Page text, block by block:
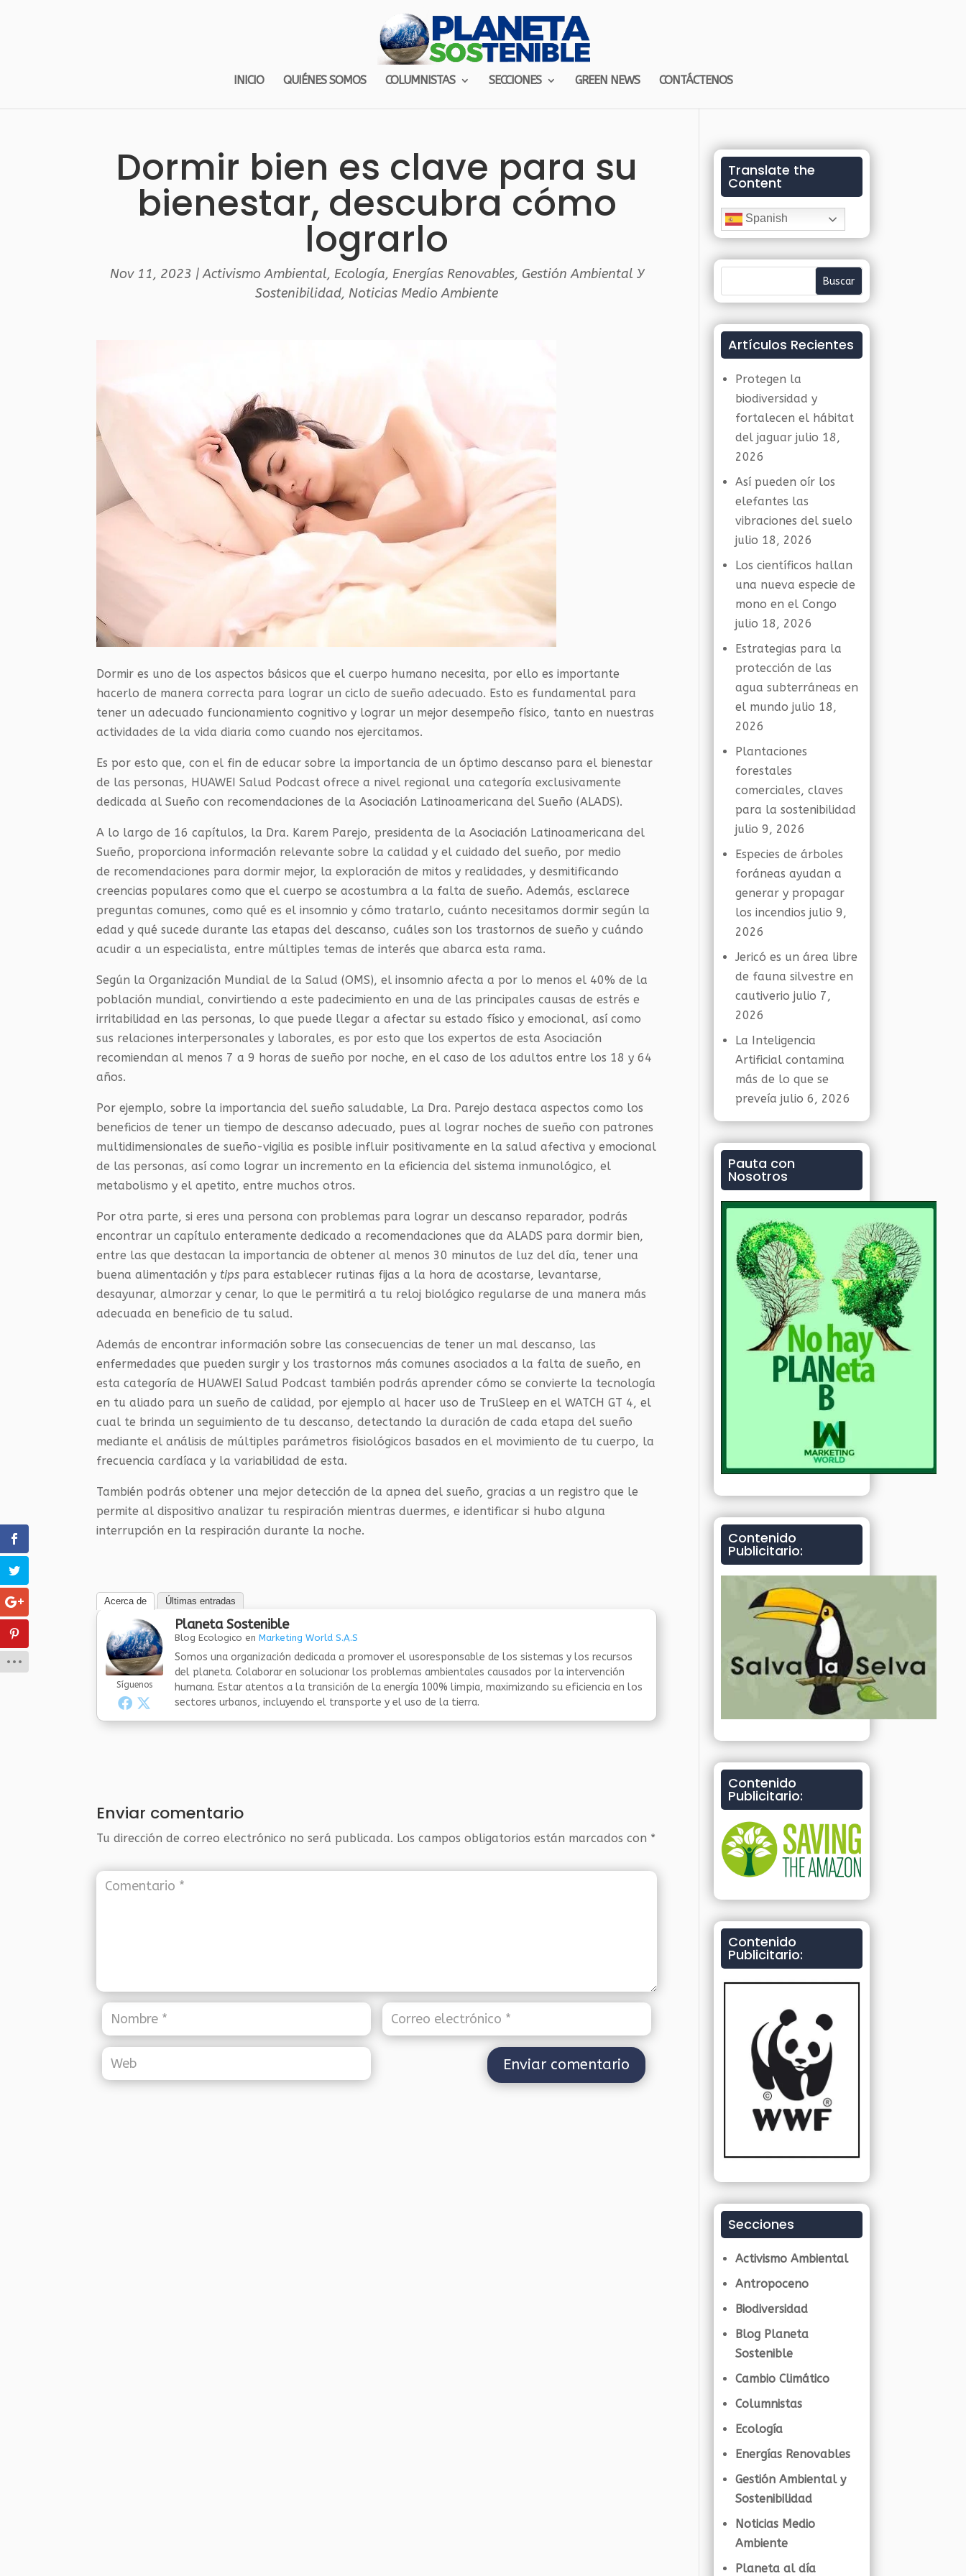
INICIO QUIÉNES SOMOS COLUMNISTAS SECCIONES GREEN NEWS CONTÁCTENOS
Dormir bien es clave para su
bienestar, descubra cómo
lograrlo
Nov 11, 2023 |Activismo Ambiental, Ecología, Energías Renovables, Gestión Ambiental Y
Sostenibilidad,Noticias Medio Ambiente
Dormir es uno de los aspectos básicos que el cuerpo humano necesita, por ello es importante
hacerlo de manera correcta para lograr un ciclo de sueño adecuado. Esto es fundamental para
tener un adecuado funcionamiento cognitivo y lograr un mejor desempeño físico, tanto en nuestras
actividades de la vida diaria como cuando nos ejercitamos.
Es por esto que, con el fin de educar sobre la importancia de un óptimo descanso para el bienestar
de las personas, HUAWEI Salud Podcast ofrece a nivel regional una categoría exclusivamente
dedicada al Sueño con recomendaciones de la Asociación Latinoamericana del Sueño (ALADS).
A lo largo de 16 capítulos, la Dra. Karem Parejo, presidenta de la Asociación Latinoamericana del
Sueño, proporciona información relevante sobre la calidad y el cuidado del sueño, por medio
de recomendaciones para dormir mejor, la exploración de mitos y realidades, y desmitificando
creencias populares como que el cuerpo se acostumbra a la falta de sueño. Además, esclarece
preguntas comunes, como qué es el insomnio y cómo tratarlo, cuánto necesitamos dormir según la
edad y qué sucede durante las etapas del descanso, cuáles son los trastornos de sueño y cuándo
acudir a un especialista, entre múltiples temas de interés que abarca esta rama.
Según la Organización Mundial de la Salud (OMS), el insomnio afecta a por lo menos el 40% de la
población mundial, convirtiendo a este padecimiento en una de las principales causas de estrés e
irritabilidad en las personas, lo que puede llegar a afectar su estado físico y emocional, así como
sus relaciones interpersonales y laborales, es por esto que los expertos de esta Asociación
recomiendan al menos 7 a 9 horas de sueño por noche, en el caso de los adultos entre los 18 y 64
años.
Por ejemplo, sobre la importancia del sueño saludable, La Dra. Parejo destaca aspectos como los
beneficios de tener un tiempo de descanso adecuado, pues al lograr noches de sueño con patrones
multidimensionales de sueño-vigilia es posible influir positivamente en la salud afectiva y emocional
de las personas, así como lograr un incremento en la eficiencia del sistema inmunológico, el
metabolismo y el apetito, entre muchos otros.
Por otra parte, si eres una persona con problemas para lograr un descanso reparador, podrás
encontrar un capítulo enteramente dedicado a recomendaciones que da ALADS para dormir bien,
entre las que destacan la importancia de obtener al menos 30 minutos de luz del día, tener una
buena alimentación ytips para establecer rutinas fijas a la hora de acostarse, levantarse,
desayunar, almorzar y cenar, lo que le permitirá a tu reloj biológico regularse de una manera más
adecuada en beneficio de tu salud.
Además de encontrar información sobre las consecuencias de tener un mal descanso, las
enfermedades que pueden surgir y los trastornos más comunes asociados a la falta de sueño, en
esta categoría de HUAWEI Salud Podcast también podrás aprender cómo se convierte la tecnología
en tu aliado para un sueño de calidad, por ejemplo al hacer uso de TruSleep en el WATCH GT 4, el
cual te brinda un seguimiento de tu descanso, detectando la duración de cada etapa del sueño
mediante el análisis de múltiples parámetros fisiológicos basados en el movimiento de tu cuerpo, la
frecuencia cardíaca y la variabilidad de esta.
También podrás obtener una mejor detección de la apnea del sueño, gracias a un registro que le
permite al dispositivo analizar tu respiración mientras duermes, e identificar si hubo alguna
interrupción en la respiración durante la noche.
Acerca de Últimas entradas
Síguenos
Planeta Sostenible
Blog Ecologico enMarketing World S.A.S
Somos una organización dedicada a promover el usoresponsable de los sistemas y los recursos
del planeta. Colaborar en solucionar los problemas ambientales causados por la intervención
humana. Estar atentos a la transición de la energía 100% limpia, maximizando su eficiencia en los
sectores urbanos, incluyendo el transporte y el uso de la tierra.
Enviar comentario
Tu dirección de correo electrónico no será publicada. Los campos obligatorios están marcados con *
Translate the
Content
Spanish
Artículos Recientes
Protegen la
biodiversidad y
fortalecen el hábitat
del jaguar julio 18,
2026
Así pueden oír los
elefantes las
vibraciones del suelo
julio 18, 2026
Los científicos hallan
una nueva especie de
mono en el Congo
julio 18, 2026
Estrategias para la
protección de las
agua subterráneas en
el mundo julio 18,
2026
Plantaciones
forestales
comerciales, claves
para la sostenibilidad
julio 9, 2026
Especies de árboles
foráneas ayudan a
generar y propagar
los incendios julio 9,
2026
Jericó es un área libre
de fauna silvestre en
cautiverio julio 7,
2026
La Inteligencia
Artificial contamina
más de lo que se
preveía julio 6, 2026
Pauta con
Nosotros
Contenido
Publicitario:
Contenido
Publicitario:
Contenido
Publicitario:
Secciones
Activismo Ambiental
Antropoceno
Biodiversidad
Blog Planeta
Sostenible
Cambio Climático
Columnistas
Ecología
Energías Renovables
Gestión Ambiental y
Sostenibilidad
Noticias Medio
Ambiente
Planeta al día